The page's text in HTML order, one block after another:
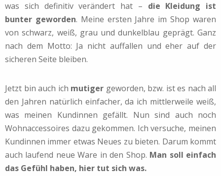
was sich definitiv verändert hat – die Kleidung ist
bunter geworden. Meine ersten Jahre im Shop waren
von schwarz, weiß, grau und dunkelblau geprägt. Ganz
nach dem Motto: Ja nicht auffallen und eher auf der
sicheren Seite bleiben.
Jetzt bin auch ich mutiger geworden, bzw. ist es nach all
den Jahren natürlich einfacher, da ich mittlerweile weiß,
was meinen Kundinnen gefällt. Nun sind auch noch
Wohnaccessoires dazu gekommen. Ich versuche, meinen
Kundinnen immer etwas Neues zu bieten. Darum kommt
auch laufend neue Ware in den Shop. Man soll einfach
das Gefühl haben, hier tut sich was.